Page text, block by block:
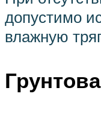
допустимо
влажную